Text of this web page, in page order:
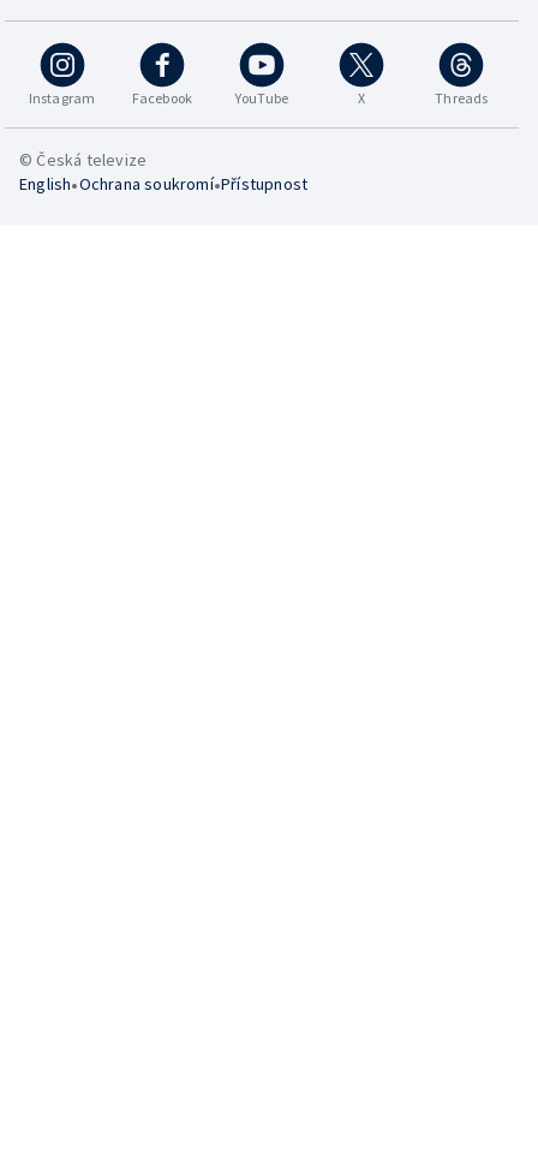
Instagram Facebook YouTube X Threads
© Česká televize
English•Ochrana soukromí•Přístupnost